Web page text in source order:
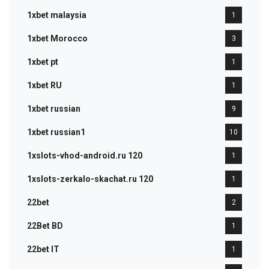
1xbet malaysia 1
1xbet Morocco 3
1xbet pt 1
1xbet RU 1
1xbet russian 9
1xbet russian1 10
1xslots-vhod-android.ru 120 1
1xslots-zerkalo-skachat.ru 120 1
22bet 2
22Bet BD 1
22bet IT 1